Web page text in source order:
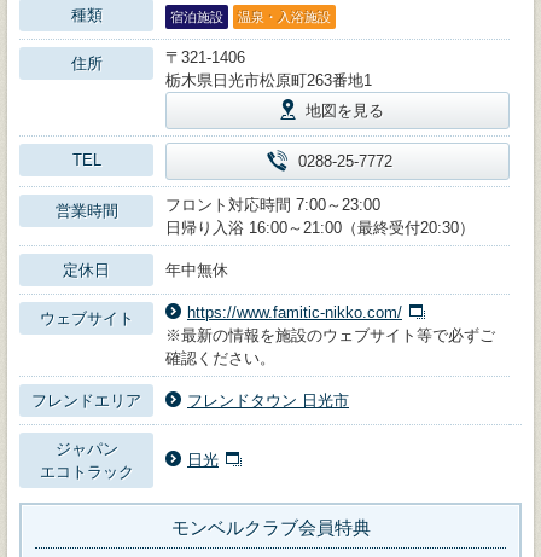
種類 宿泊施設 温泉・入浴施設
住所
〒321-1406
栃木県日光市松原町263番地1
地図を見る
TEL 0288-25-7772
営業時間
フロント対応時間 7:00～23:00
日帰り入浴 16:00～21:00（最終受付20:30）
定休日 年中無休
ウェブサイト
https://www.famitic-nikko.com/
※最新の情報を施設のウェブサイト等で必ずご
確認ください。
フレンドエリア フレンドタウン 日光市
ジャパン
エコトラック
日光
モンベルクラブ会員特典